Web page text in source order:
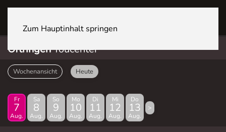
Zum Hauptinhalt springen
OftringenYoucenter
Wochenansicht Heute
Fr
7
Aug.
Sa
8
Aug.
So
9
Aug.
Mo
10
Aug.
Di
11
Aug.
Mi
12
Aug.
Do
13
Aug.
>